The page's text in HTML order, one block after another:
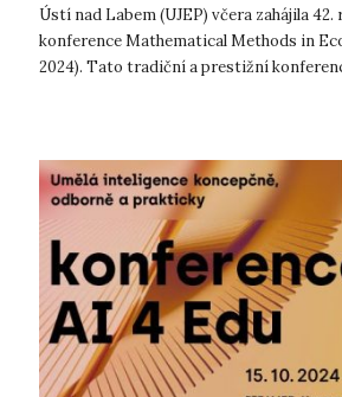
Ústí nad Labem (UJEP) včera zahájila
konference Mathematical Methods in
2024). Tato tradiční a prestižní